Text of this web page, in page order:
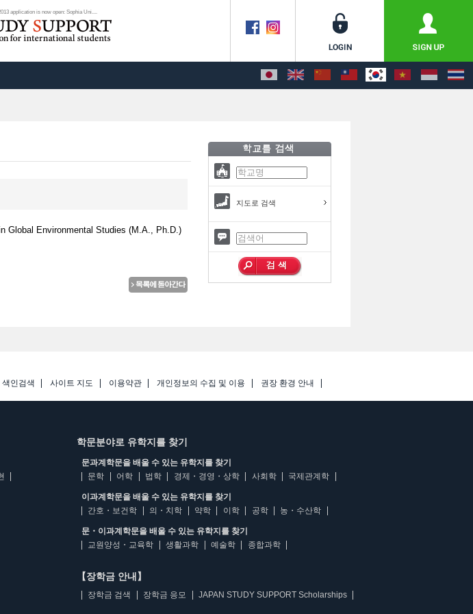
application is now open: Sophia Uni....
Global Environmental Studies (M.A., Ph.D.)
지도로 검색
색인검색 사이트 지도 이용약관 개인정보의 수집 및 이용 권장 환경 안내
학문분야로 유학지를 찾기
문과계학문을 배울 수 있는 유학지를 찾기
문학
어학 법학 경제・경영・상학 사회학 국제관계학
이과계학문을 배울 수 있는 유학지를 찾기
간호・보건학
의・치학 약학 이학 공학 농・수산학
문・이과계학문을 배울 수 있는 유학지를 찾기
교원양성・교육학
생활과학 예술학 종합과학
【장학금 안내】
장학금 검색 장학금 응모 JAPAN STUDY SUPPORT Scholarships